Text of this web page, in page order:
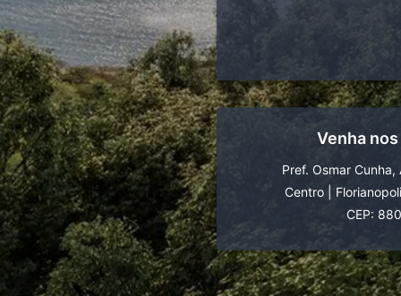
Venha
Pref. Osmar
Centro
CEP: